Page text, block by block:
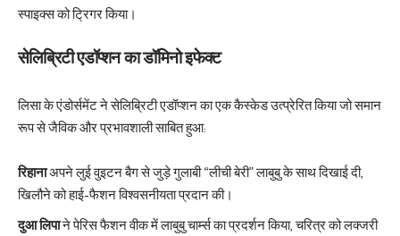
स्पाइक्स को ट्रिगर किया।
सेलिब्रिटी एडॉप्शन का डॉमिनो इफेक्ट
लिसा के एंडोर्समेंट ने सेलिब्रिटी एडॉप्शन का एक कैस्केड उत्प्रेरित किया जो समान
रूप से जैविक और प्रभावशाली साबित हुआ:
रिहानाअपने लुई वुइटन बैग से जुड़े गुलाबी “लीची बेरी” लाबुबु के साथ दिखाई दी,
खिलौने को हाई-फैशन विश्वसनीयता प्रदान की।
दुआ लिपाने पेरिस फैशन वीक में लाबुबु चार्म्स का प्रदर्शन किया, चरित्र को लक्जरी